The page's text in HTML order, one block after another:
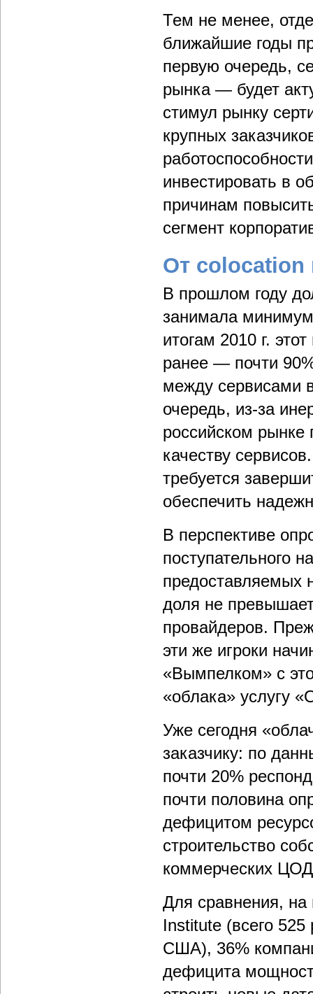
Тем не менее,
ближайшие годы
первую очередь,
рынка — будет
стимул рынку
крупных
инвестировать в
причинам
сегмент
От colocation
В прошлом году
занимала
итогам 2010 г.
ранее — почти
между сервисами
очередь, из-за
российском рынке
качеству
требуется
обеспечить
В перспективе
поступательного
предоставляемых
доля не
провайдеров.
эти же игроки
«Вымпелком» с
«облака» услугу
Уже сегодня
заказчику: по
почти 20%
почти половина
дефицитом
строительство
коммерческих
Для сравнения,
Institute (всего
США), 36%
дефицита